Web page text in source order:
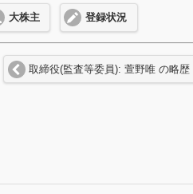
大株主 登録状況
取締役(監査等委員): 萱野唯 の略歴